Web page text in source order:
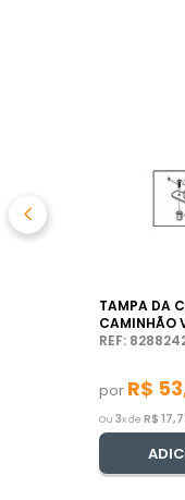
TAMPA DA
CAMINHÃO
REF:
por R$ 53
Ou 3x de R$ 17,